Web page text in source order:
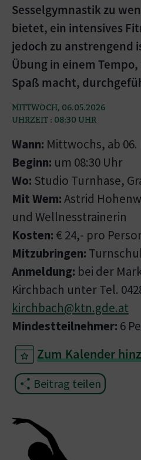
Sesselgymnastik zu
bietet, ein intensives
jedoch zu anstrengend
Übung in einem
Spaß macht,
MITTWOCH, 06.05.2026
UHRZEIT : 08:30 UHR
Wann: Mittwochs, ab 06.
Beginn: um 08:30 Uhr
Wo: Studio Turnhase,
Mit Wem:Astrid
und Wellnesstrainerin
Kosten: € 24,- pro
Mitzubringen:
Anmeldung: bei der
Kirchbach unter Tel.
kirchbach@ktn.gde.at
Mindestteilnehmer: 6
Zum Kalender
Beitrag teilen